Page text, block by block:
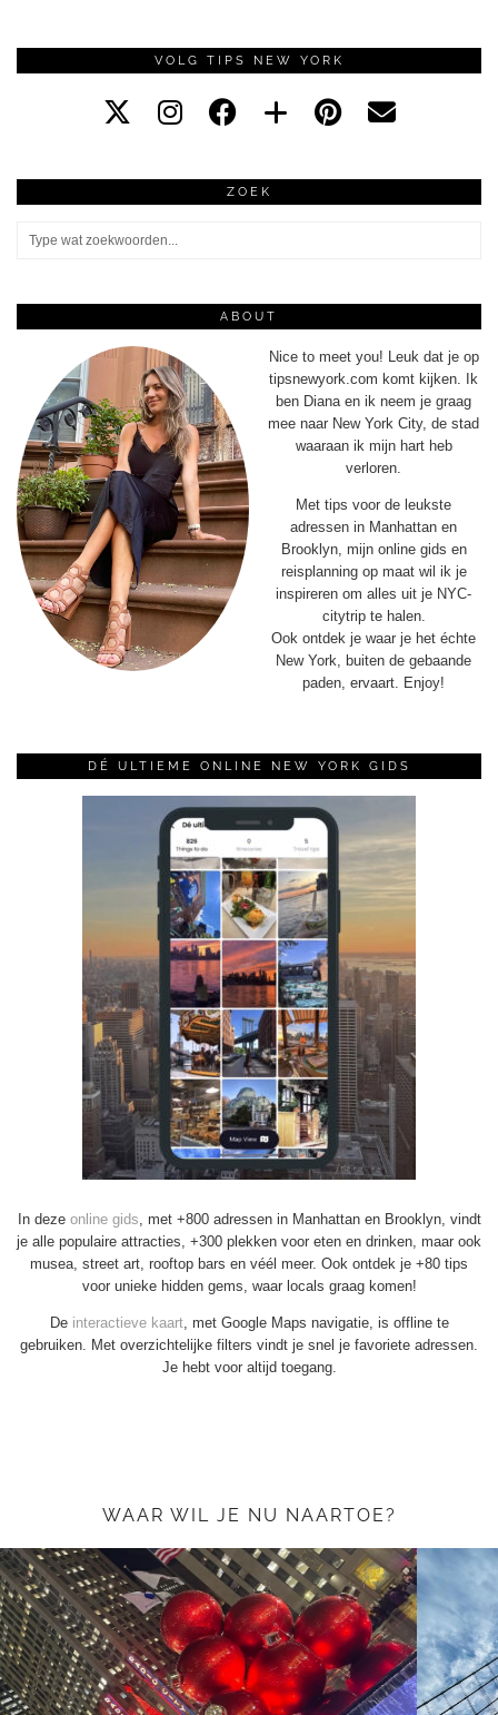
VOLG TIPS NEW YORK
ZOEK
ABOUT
Nice to meet you! Leuk dat je op
tipsnewyork.com komt kijken. Ik
ben Diana en ik neem je graag
mee naar New York City, de stad
waaraan ik mijn hart heb
verloren.
Met tips voor de leukste
adressen in Manhattan en
Brooklyn, mijn online gids en
reisplanning op maat wil ik je
inspireren om alles uit je NYC-
citytrip te halen.
Ook ontdek je waar je het échte
New York, buiten de gebaande
paden, ervaart. Enjoy!
DÉ ULTIEME ONLINE NEW YORK GIDS
In deze online gids, met +800 adressen in Manhattan en Brooklyn, vindt
je alle populaire attracties, +300 plekken voor eten en drinken, maar ook
musea, street art, rooftop bars en véél meer. Ook ontdek je +80 tips
voor unieke hidden gems, waar locals graag komen!
De interactieve kaart, met Google Maps navigatie, is offline te
gebruiken. Met overzichtelijke filters vindt je snel je favoriete adressen.
Je hebt voor altijd toegang.
WAAR WIL JE NU NAARTOE?